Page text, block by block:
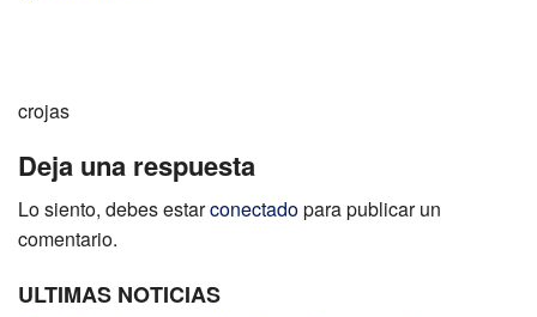
crojas
Deja una respuesta
Lo siento, debes estarconectadopara publicar un
comentario.
ULTIMAS NOTICIAS